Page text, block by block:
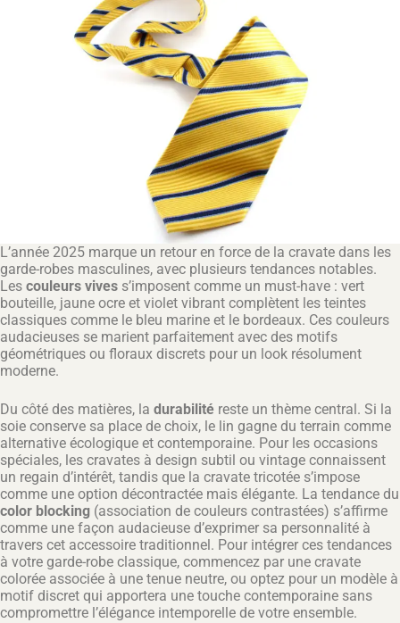
L’année 2025 marque un retour en force de la cravate dans les
garde-robes masculines, avec plusieurs tendances notables.
Les couleurs vives s’imposent comme un must-have : vert
bouteille, jaune ocre et violet vibrant complètent les teintes
classiques comme le bleu marine et le bordeaux. Ces couleurs
audacieuses se marient parfaitement avec des motifs
géométriques ou floraux discrets pour un look résolument
moderne.
Du côté des matières, la durabilité reste un thème central. Si la
soie conserve sa place de choix, le lin gagne du terrain comme
alternative écologique et contemporaine. Pour les occasions
spéciales, les cravates à design subtil ou vintage connaissent
un regain d’intérêt, tandis que la cravate tricotée s’impose
comme une option décontractée mais élégante. La tendance du
color blocking (association de couleurs contrastées) s’affirme
comme une façon audacieuse d’exprimer sa personnalité à
travers cet accessoire traditionnel. Pour intégrer ces tendances
à votre garde-robe classique, commencez par une cravate
colorée associée à une tenue neutre, ou optez pour un modèle à
motif discret qui apportera une touche contemporaine sans
compromettre l’élégance intemporelle de votre ensemble.